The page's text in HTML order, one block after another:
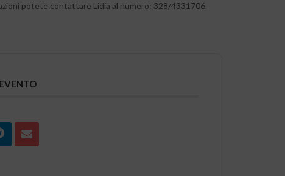
potete contattare Lidia al numero: 328/4331706.